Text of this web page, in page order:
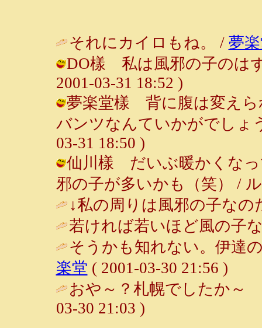
それにカイロもね。 / 夢
DO樣 私は風邪の子のは
2001-03-31 18:52 )
夢楽堂樣 背に腹は変えら
バンツなんていかがでしょ
03-31 18:50 )
仙川樣 だいぶ暖かくなっ
邪の子が多いかも（笑） /
↓私の周りは風邪の子なの
若ければ若いほど風の子
そうかも知れない。伊達
楽堂 ( 2001-03-30 21:56 )
おや～？札幌でしたか
03-30 21:03 )